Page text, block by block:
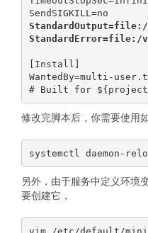
StandardError=file:/
[Install]
WantedBy=multi-
修改完脚本后，你需要使用
另外，由于服务中定义环境
要创建它，